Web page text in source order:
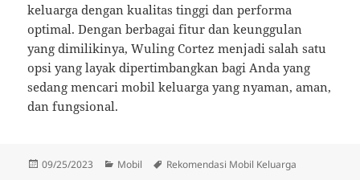
keluarga dengan kualitas tinggi dan performa
optimal. Dengan berbagai fitur dan keunggulan
yang dimilikinya, Wuling Cortez menjadi salah satu
opsi yang layak dipertimbangkan bagi Anda yang
sedang mencari mobil keluarga yang nyaman, aman,
dan fungsional.
Diposkan
09/25/2023 Kategori
Mobil Tag
Rekomendasi Mobil Keluarga